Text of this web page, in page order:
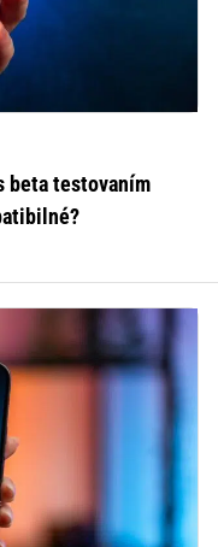
beta testovaním